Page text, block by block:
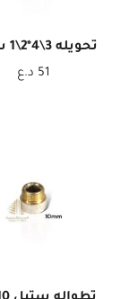
تحويله 3\4*2\1 ستيل
51 د.ع